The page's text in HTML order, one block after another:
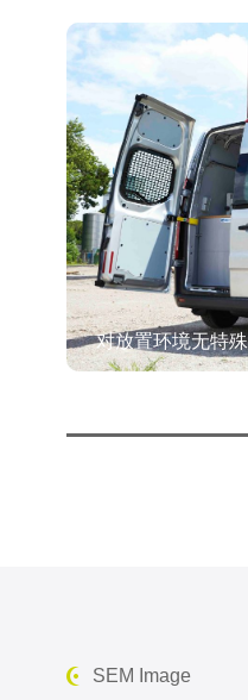
低加速电压
SEM Image